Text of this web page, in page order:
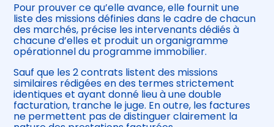
Pour prouver ce qu’elle avance, elle fournit une
liste des missions définies dans le cadre de chacun
des marchés, précise les intervenants dédiés à
chacune d’elles et produit un organigramme
opérationnel du programme immobilier.
Sauf que les 2 contrats listent des missions
similaires rédigées en des termes strictement
identiques et ayant donné lieu à une double
facturation, tranche le juge. En outre, les factures
ne permettent pas de distinguer clairement la